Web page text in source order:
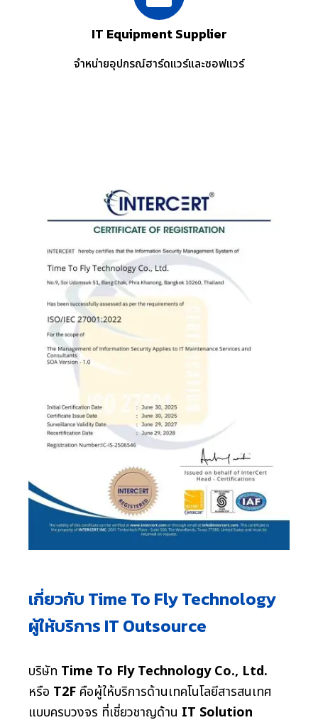
IT Equipment Supplier
จำหน่ายอุปกรณ์ฮาร์ดแวร์และซอฟแวร์
เกี่ยวกับ Time To Fly Technology
ผู้ให้บริการ IT Outsource
บริษัท Time To Fly Technology Co., Ltd.
หรือ T2F คือผู้ให้บริการด้านเทคโนโลยีสารสนเทศ
แบบครบวงจร ที่เชี่ยวชาญด้าน IT Solution